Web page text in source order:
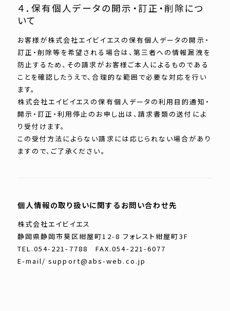
４．保有個人データの開示・訂正・削除につ
いて
お客様が株式会社エイビイエスの保有個人データの開示・
訂正・削除等を希望される場合は、第三者への情報漏洩を
防止するため、その請求がお客様ご本人によるものである
ことを確認したうえで、合理的な範囲で必要な対応を行い
ます。
株式会社エイビイエスの保有個人データの利用目的通知・
開示・訂正・利用停止のお申し出は、請求書類の送付によ
り受付けます。
この受付方法によらない請求には応じられない場合があり
ますので、ご了承ください。
個人情報の取り扱いに関するお問い合わせ先
株式会社エイビイエス
静岡県静岡市葵区紺屋町12-8 フォレスト紺屋町3F
TEL.054-221-7788 FAX.054-221-6077
E-mail/ support@abs-web.co.jp